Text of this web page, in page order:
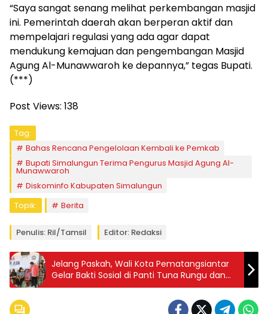
“Saya sangat senang melihat perkembangan masjid
ini. Pemerintah daerah akan berperan aktif dan
mempelajari regulasi yang ada agar dapat
mendukung kemajuan dan pengembangan Masjid
Agung Al-Munawwaroh ke depannya,” tegas Bupati.
(***)
Post Views: 138
Tag:
Bahas Rencana Pengelolaan Kembali ke Pemkab
Bupati Simalungun Terima Pengurus Masjid Agung Al-
Munawwaroh
Diskominfo Kabupaten Simalungun
Topik:
Berita
Penulis: Ril/tamsil Editor: Redaksi
Jelang Paskah, Wali Kota Pematangsiantar
Gelar Bakti Sosial di Panti Tuna Rungu dan
Lansia